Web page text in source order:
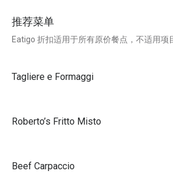
推荐菜单
Eatigo 折扣适用于所有原价餐点，不适用项
Tagliere e Formaggi
Roberto’s Fritto Misto
Beef Carpaccio